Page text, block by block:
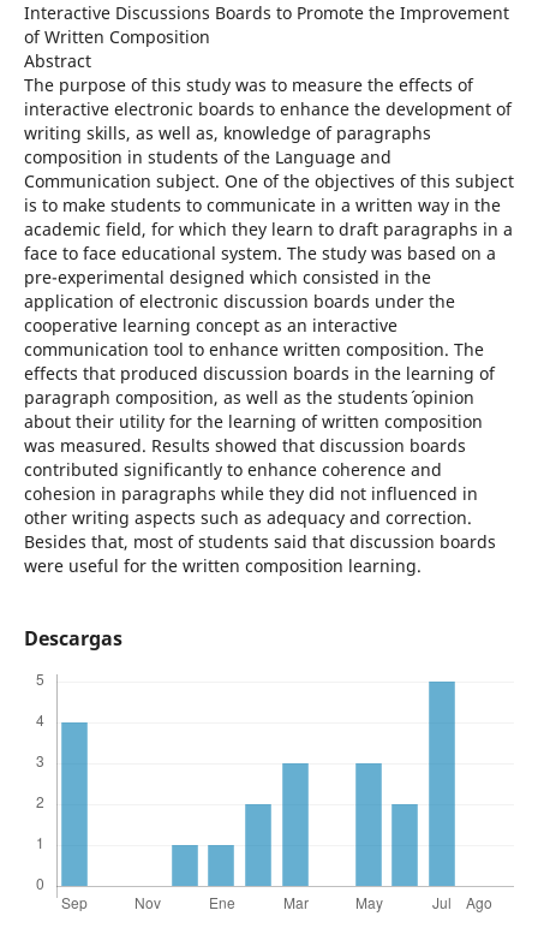
Interactive Discussions Boards to Promote the Improvement
of Written Composition
Abstract
The purpose of this study was to measure the effects of
interactive electronic boards to enhance the development of
writing skills, as well as, knowledge of paragraphs
composition in students of the Language and
Communication subject. One of the objectives of this subject
is to make students to communicate in a written way in the
academic field, for which they learn to draft paragraphs in a
face to face educational system. The study was based on a
pre-experimental designed which consisted in the
application of electronic discussion boards under the
cooperative learning concept as an interactive
communication tool to enhance written composition. The
effects that produced discussion boards in the learning of
paragraph composition, as well as the students´ opinion
about their utility for the learning of written composition
was measured. Results showed that discussion boards
contributed significantly to enhance coherence and
cohesion in paragraphs while they did not influenced in
other writing aspects such as adequacy and correction.
Besides that, most of students said that discussion boards
were useful for the written composition learning.
Descargas